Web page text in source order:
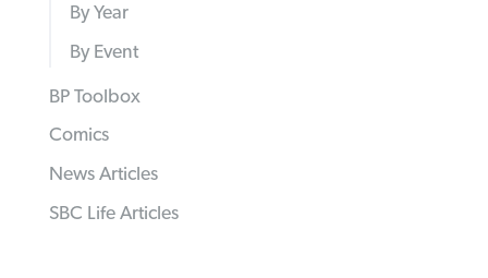
By Year
By Event
BP Toolbox
Comics
News Articles
SBC Life Articles